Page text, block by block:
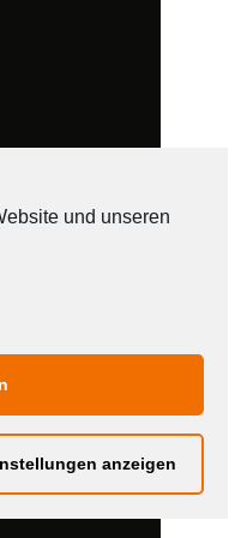
und unseren
anzeigen